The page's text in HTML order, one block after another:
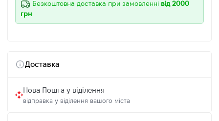
Безкоштовна доставка при замовленні від 2000
грн
Доставка
Нова Пошта у віділення
відправка у віділення вашого міста